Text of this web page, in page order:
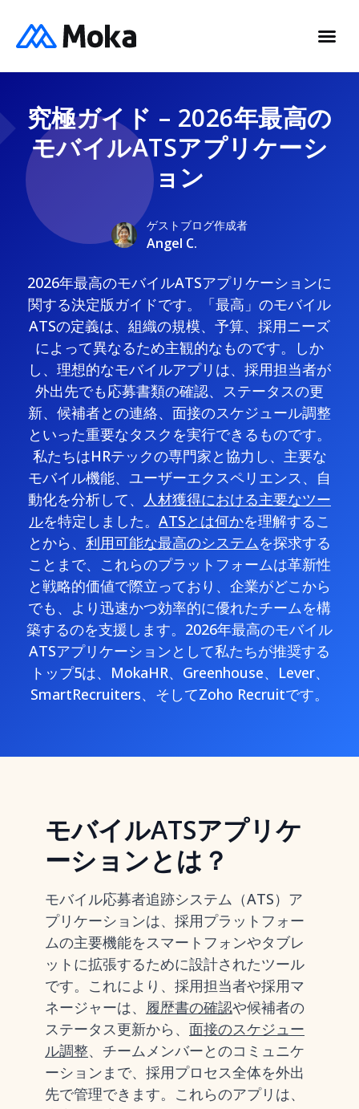
究極ガイド – 2026年最高の
モバイルATSアプリケーシ
ョン
ゲストブログ作成者
Angel C.
2026年最高のモバイルATSアプリケーションに
関する決定版ガイドです。「最高」のモバイル
ATSの定義は、組織の規模、予算、採用ニーズ
によって異なるため主観的なものです。しか
し、理想的なモバイルアプリは、採用担当者が
外出先でも応募書類の確認、ステータスの更
新、候補者との連絡、面接のスケジュール調整
といった重要なタスクを実行できるものです。
私たちはHRテックの専門家と協力し、主要な
モバイル機能、ユーザーエクスペリエンス、自
動化を分析して、
人材獲得における主要なツー
ルを特定しました。 ATSとは何かを理解するこ
とから、 利用可能な最高のシステムを探求する
ことまで、これらのプラットフォームは革新性
と戦略的価値で際立っており、企業がどこから
でも、より迅速かつ効率的に優れたチームを構
築するのを支援します。2026年最高のモバイル
ATSアプリケーションとして私たちが推奨する
トップ5は、MokaHR、Greenhouse、Lever、
SmartRecruiters、そしてZoho Recruitです。
モバイルATSアプリケ
ーションとは？
モバイル応募者追跡システム（ATS）ア
プリケーションは、採用プラットフォー
ムの主要機能をスマートフォンやタブレ
ットに拡張するために設計されたツール
です。これにより、採用担当者や採用マ
ネージャーは、 履歴書の確認や候補者の
ステータス更新から、 面接のスケジュー
ル調整、チームメンバーとのコミュニケ
ーションまで、採用プロセス全体を外出
先で管理できます。これらのアプリは、